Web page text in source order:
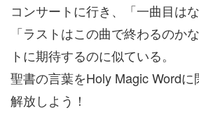
コンサートに行き、「一曲目は
「ラストはこの曲で終わるのか
トに期待するのに似ている。
聖書の言葉をHoly Magic Wordに
解放しよう！